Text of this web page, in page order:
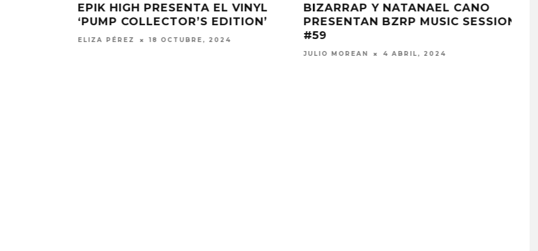
BIZARRAP Y NATANAEL CANO
PRESENTAN BZRP MUSIC SESSIONS
#59
BOBBY PUBLICA SU ÁLBUM
‘SIR.ROBERT’
ELIZA PÉREZ